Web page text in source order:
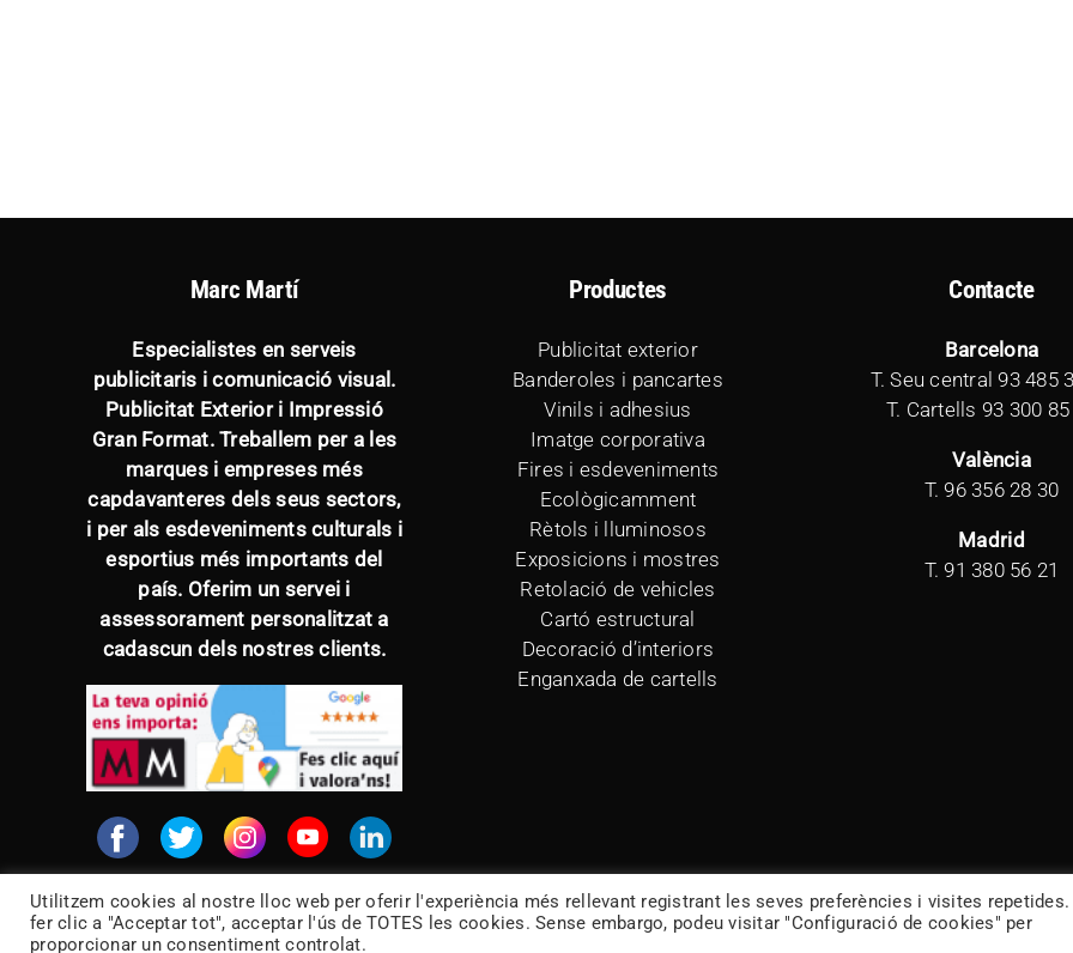
Marc Martí
Especialistes en serveis
publicitaris i comunicació visual.
Publicitat Exterior i Impressió
Gran Format. Treballem per a les
marques i empreses més
capdavanteres dels seus sectors,
i per als esdeveniments culturals i
esportius més importants del
país. Oferim un servei i
assessorament personalitzat a
cadascun dels nostres clients.
Productes
Publicitat exterior
Banderoles i pancartes
Vinils i adhesius
Imatge corporativa
Fires i esdeveniments
Ecològicamment
Rètols i lluminosos
Exposicions i mostres
Retolació de vehicles
Cartó estructural
Decoració d’interiors
Enganxada de cartells
Contacte
Barcelona
T. Seu central 93 485
T. Cartells 93 300
València
T. 96 356 28 30
Madrid
T. 91 380 56 21
Utilitzem cookies al nostre lloc web per oferir l'experiència més rellevant registrant les seves preferències i visites repetides.
fer clic a "Acceptar tot", acceptar l'ús de TOTES les cookies. Sense embargo, podeu visitar "Configuració de cookies" per
proporcionar un consentiment controlat.